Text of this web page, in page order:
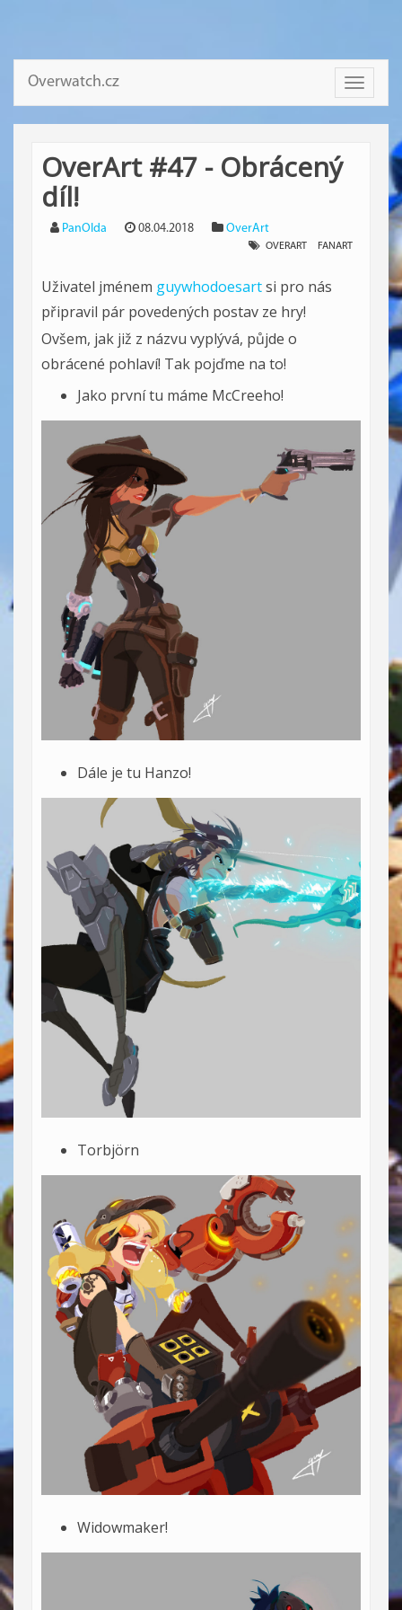
Toggle
Overwatch.cz
OverArt #47 - Obrácený
díl!
PanOlda 08.04.2018 OverArt
OVERART FANART
Uživatel jménem guywhodoesartsi pro nás
připravil pár povedených postav ze hry!
Ovšem, jak již z názvu vyplývá, půjde o
obrácené pohlaví! Tak pojďme na to!
Jako první tu máme McCreeho!
Dále je tu Hanzo!
Torbjörn
Widowmaker!